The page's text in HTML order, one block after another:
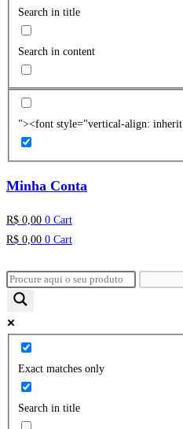
Search in title
Search in content
"><font style="vertical-align: inherit
Minha Conta
R$ 0,00 0 Cart
R$ 0,00 0 Cart
Exact matches only
Search in title